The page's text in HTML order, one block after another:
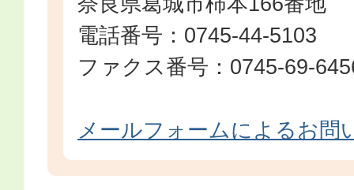
電話番号：0745-44-5103
ファクス番号：0745-69-
メールフォームによるお問